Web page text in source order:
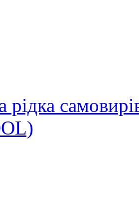
рідка